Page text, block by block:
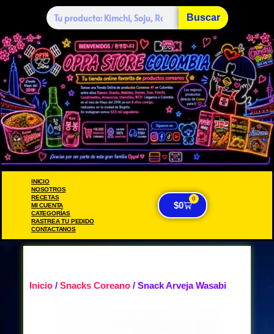
Buscar
INICIO
NOSOTROS
RECETAS
MI CUENTA
CATEGORÍAS
RASTREA TU PEDIDO
CONTACTANOS
$0
0
Inicio / Snacks Coreano / Snack Arveja Wasabi